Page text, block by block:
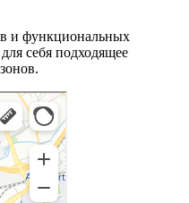
и функциональных
себя подходящее